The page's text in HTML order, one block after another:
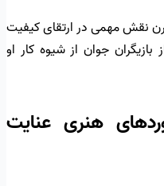
نقش مهمی در ارتقای کیفیت
بازیگران جوان از شیوه کار او
هنری عنایت